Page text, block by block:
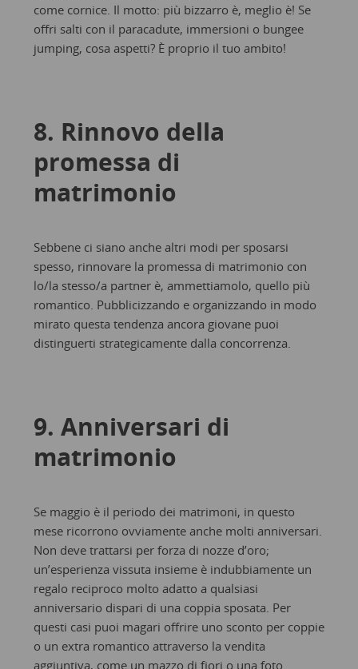
come cornice. Il motto: più bizzarro è, meglio è! Se
offri salti con il paracadute, immersioni o bungee
jumping, cosa aspetti? È proprio il tuo ambito!
8. Rinnovo della
promessa di
matrimonio
Sebbene ci siano anche altri modi per sposarsi
spesso, rinnovare la promessa di matrimonio con
lo/la stesso/a partner è, ammettiamolo, quello più
romantico. Pubblicizzando e organizzando in modo
mirato questa tendenza ancora giovane puoi
distinguerti strategicamente dalla concorrenza.
9. Anniversari di
matrimonio
Se maggio è il periodo dei matrimoni, in questo
mese ricorrono ovviamente anche molti anniversari.
Non deve trattarsi per forza di nozze d’oro;
un’esperienza vissuta insieme è indubbiamente un
regalo reciproco molto adatto a qualsiasi
anniversario dispari di una coppia sposata. Per
questi casi puoi magari offrire uno sconto per coppie
o un extra romantico attraverso la vendita
aggiuntiva, come un mazzo di fiori o una foto